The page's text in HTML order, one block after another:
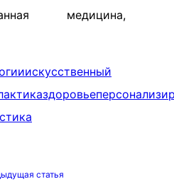
медицина,
искусственный
здоровье
статья